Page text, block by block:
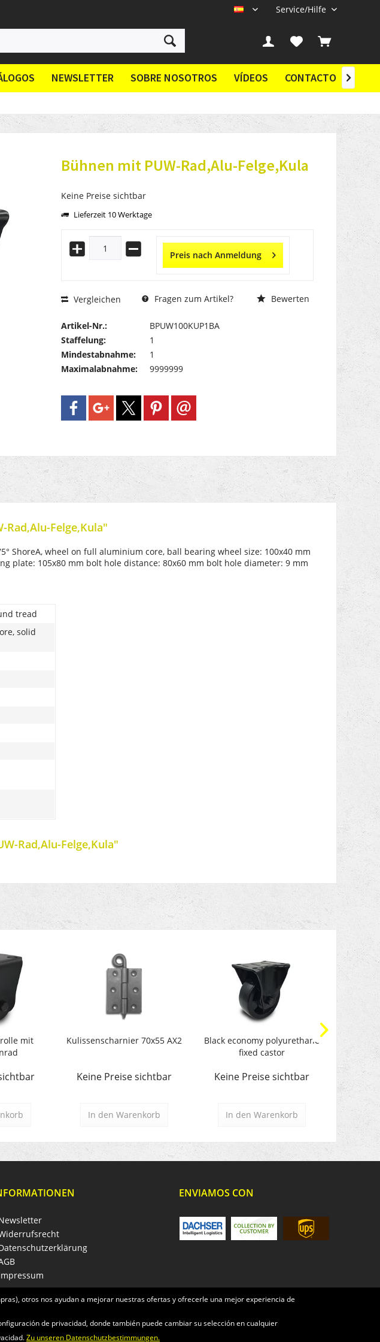
Service/Hilfe
NEWSLETTER SOBRE NOSOTROS VÍDEOS CONTACTO 
Bühnen mit PUW-Rad,Alu-Felge,Kula
Keine Preise sichtbar
Lieferzeit 10 Werktage
Preis nach Anmeldung
Vergleichen Fragen zum Artikel? Bewerten
Artikel-Nr.:
BPUW100KUP1BA
Staffelung:
1
Mindestabnahme:
1
Maximalabnahme:
9999999
Felge,Kula"
ShoreA, wheel on full aluminium core, ball bearing wheel size: 100x40 mm
plate: 105x80 mm bolt hole distance: 80x60 mm bolt hole diameter: 9 mm
tread
solid
Rad,Alu-Felge,Kula"
mit
Kulissenscharnier 70x55 AX2
Keine Preise sichtbar
In den Warenkorb
Black economy polyurethane
fixed castor
Keine Preise sichtbar
In den Warenkorb
Black
In
ENVIAMOS CON
otros nos ayudan a mejorar nuestras ofertas y ofrecerle una mejor experiencia de
de privacidad, donde también puede cambiar su selección en cualquier
Zu unseren Datenschutzbestimmungen.